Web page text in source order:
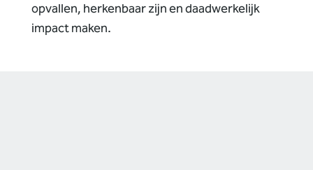
opvallen, herkenbaar zijn en daadwerkelijk
impact maken.